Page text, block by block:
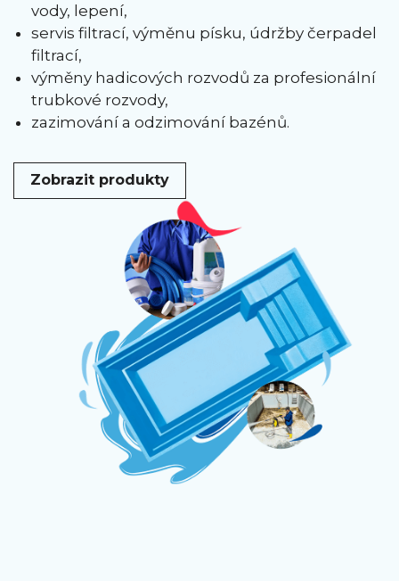
vody, lepení,
servis filtrací, výměnu písku, údržby čerpadel
filtrací,
výměny hadicových rozvodů za profesionální
trubkové rozvody,
zazimování a odzimování bazénů.
Zobrazit produkty